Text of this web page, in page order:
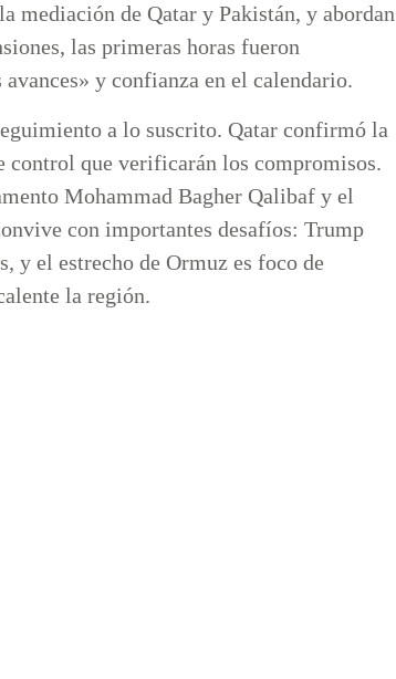
mediación de Qatar y Pakistán, y abordan
las primeras horas fueron
y confianza en el calendario.
a lo suscrito. Qatar confirmó la
control que verificarán los compromisos.
Mohammad Bagher Qalibaf y el
con importantes desafíos: Trump
y el estrecho de Ormuz es foco de
la región.